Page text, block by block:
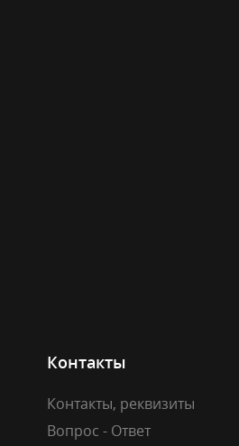
Контакты
Контакты, реквизиты
Вопрос - Ответ